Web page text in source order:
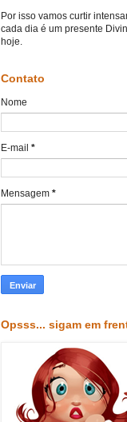
Por isso vamos curtir
cada dia é um presente
hoje.
Contato
Nome
E-mail *
Mensagem *
Opsss... sigam em